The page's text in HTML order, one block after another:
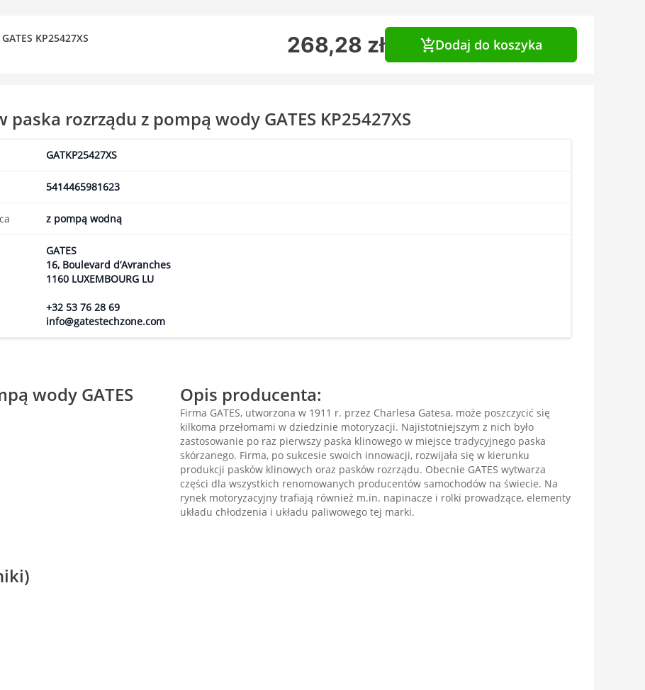
KP25427XS 268,28 zł Dodaj do koszyka
rozrządu z pompą wody GATES KP25427XS
GATKP25427XS
5414465981623
z pompą wodną
GATES
16, Boulevard d’Avranches
1160 LUXEMBOURG LU
+32 53 76 28 69
info@gatestechzone.com
wody GATES
Opis producenta:
Firma GATES, utworzona w 1911 r. przez Charlesa Gatesa, może poszczycić się
kilkoma przełomami w dziedzinie motoryzacji. Najistotniejszym z nich było
zastosowanie po raz pierwszy paska klinowego w miejsce tradycyjnego paska
skórzanego. Firma, po sukcesie swoich innowacji, rozwijała się w kierunku
produkcji pasków klinowych oraz pasków rozrządu. Obecnie GATES wytwarza
części dla wszystkich renomowanych producentów samochodów na świecie. Na
rynek motoryzacyjny trafiają również m.in. napinacze i rolki prowadzące, elementy
układu chłodzenia i układu paliwowego tej marki.